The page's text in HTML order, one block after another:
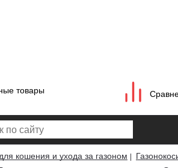
товары
кошения и ухода за газоном